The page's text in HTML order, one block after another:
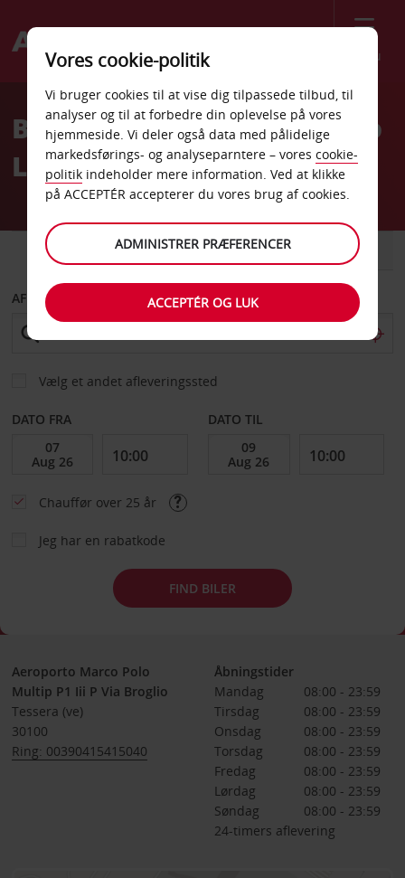
Menu
Welcome
AvisBilleje Venedig Marco Polo
Lufthavn
VAREVOGN
AFHENT FRA
Vælg et andet afleveringssted
DATO FRA DATO TIL
Chauffør over 25 år
Jeg har en rabatkode
FIND BILER
Aeroporto Marco Polo
Multip P1 Iii P Via Broglio
Tessera (ve)
30100
Ring: 00390415415040
Åbningstider
Mandag
08:00 - 23:59
Tirsdag
08:00 - 23:59
Onsdag
08:00 - 23:59
Torsdag
08:00 - 23:59
Fredag
08:00 - 23:59
Lørdag
08:00 - 23:59
Søndag
08:00 - 23:59
24-timers aflevering
Vores cookie-politik
Vi bruger cookies til at vise dig tilpassede tilbud, til
analyser og til at forbedre din oplevelse på vores
hjemmeside. Vi deler også data med pålidelige
markedsførings- og analyseparntere – vores cookie-
politik indeholder mere information. Ved at klikke
på ACCEPTÉR accepterer du vores brug af cookies.
ADMINISTRER PRÆFERENCER
ACCEPTÉR OG LUK